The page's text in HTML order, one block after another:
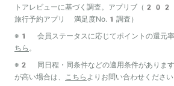
トアレビューに基づく調査。アプリブ（
旅行予約アプリ 満足度No.1調査）
※1 会員ステータスに応じてポイントの還元率
ちら 。
※2 同日程・同条件などの適用条件があります
が高い場合は、
こちら よりお問い合わせください